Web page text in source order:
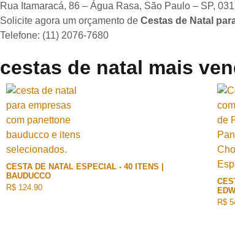
Rua Itamaracá, 86 – Água Rasa, São Paulo – SP,
Solicite agora um orçamento de Cestas de Natal
Telefone: (11) 2076-7680
cestas de natal mais
CESTA DE NATAL ESPECIAL - 40 ITENS |
BAUDUCCO
R$ 124.90
R$